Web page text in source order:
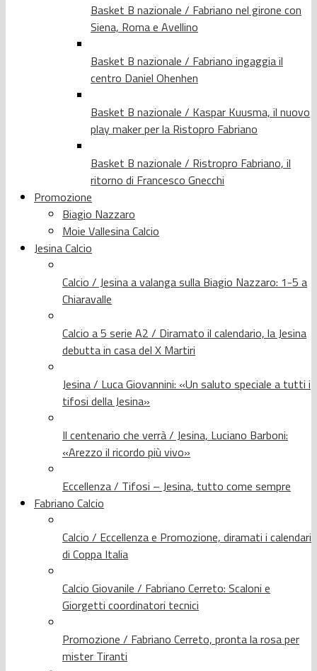
Basket B nazionale / Fabriano nel girone con
Siena, Roma e Avellino
Basket B nazionale / Fabriano ingaggia il
centro Daniel Ohenhen
Basket B nazionale / Kaspar Kuusma, il nuovo
play maker per la Ristopro Fabriano
Basket B nazionale / Ristropro Fabriano, il
ritorno di Francesco Gnecchi
Promozione
Biagio Nazzaro
Moie Vallesina Calcio
Jesina Calcio
Calcio / Jesina a valanga sulla Biagio Nazzaro: 1-5 a
Chiaravalle
Calcio a 5 serie A2 / Diramato il calendario, la Jesina
debutta in casa del X Martiri
Jesina / Luca Giovannini: «Un saluto speciale a tutti i
tifosi della Jesina»
Il centenario che verrà / Jesina, Luciano Barboni:
«Arezzo il ricordo più vivo»
Eccellenza / Tifosi – Jesina, tutto come sempre
Fabriano Calcio
Calcio / Eccellenza e Promozione, diramati i calendari
di Coppa Italia
Calcio Giovanile / Fabriano Cerreto: Scaloni e
Giorgetti coordinatori tecnici
Promozione / Fabriano Cerreto, pronta la rosa per
mister Tiranti